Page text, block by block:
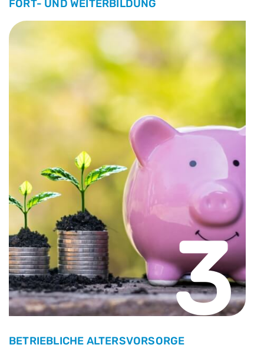
FORT- UND WEITERBILDUNG
3
BETRIEBLICHE ALTERSVORSORGE